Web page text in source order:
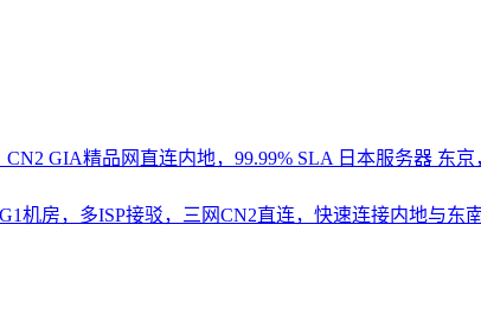
CN2 GIA精品网直连内地，99.99% SLA 日本服务器 东京
机房，多ISP接驳，三网CN2直连，快速连接内地与东